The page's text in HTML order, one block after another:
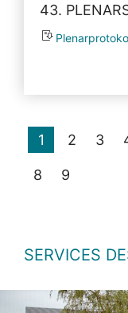
43.
1 2 3
8 9
SERVICES